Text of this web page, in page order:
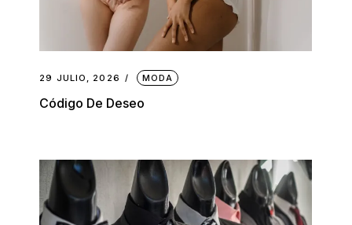
29 JULIO, 2026 MODA
Código De Deseo